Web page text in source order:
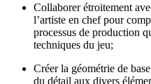
Collaborer étroitement
l’artiste en chef pour
processus de production
techniques du jeu;
Créer la géométrie de
du détail aux divers